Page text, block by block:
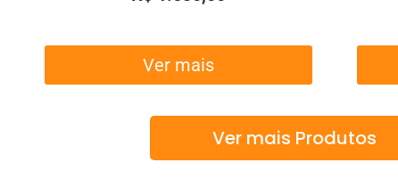
Ver mais
Ver mais Produtos